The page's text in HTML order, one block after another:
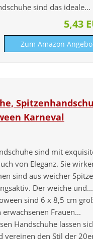
sind das ideale...
5,43
Zum Amazon
Karneval
sind mit
von Eleganz. Sie
sind aus weicher Spitze
Der weiche und...
sind 6 x 8,5 cm
Frauen...
Handschuhe lassen
den Stil der